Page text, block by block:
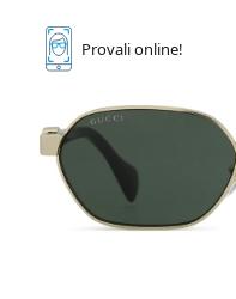
Provalionline!